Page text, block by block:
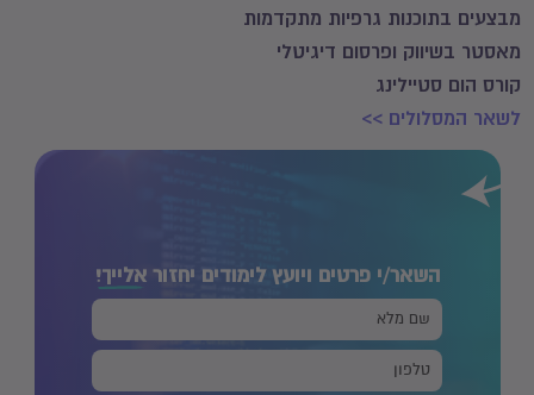
מבצעים בתוכנות גרפיות מתקדמות
מאסטר בשיווק ופרסום דיגיטלי
קורס הום סטיילינג
לשאר המסלולים >>
השאר/י פרטים ויועץ לימודים יחזוראלייך!